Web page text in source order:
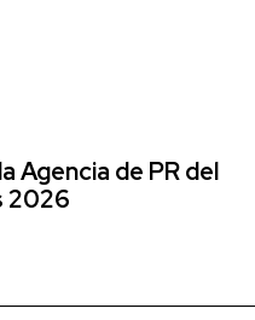
Agencia de PR del
2026